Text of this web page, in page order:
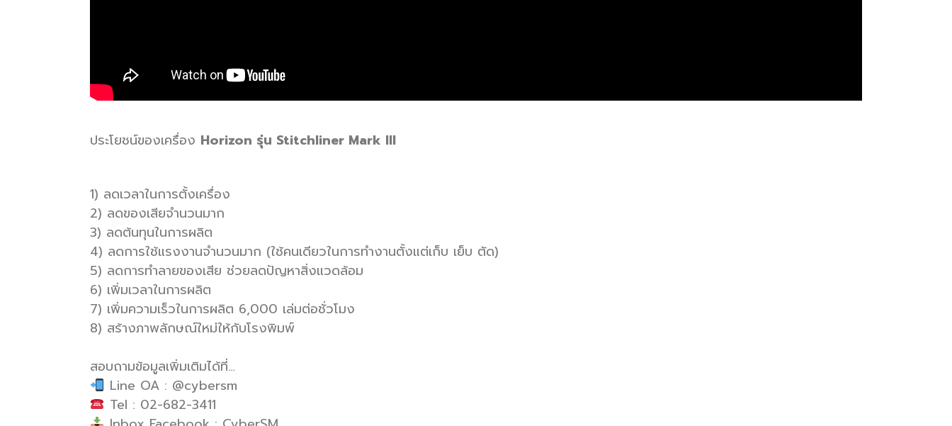
ประโยชน์ของเครื่อง Horizon รุ่น Stitchliner Mark III
1) ลดเวลาในการตั้งเครื่อง
2) ลดของเสียจำนวนมาก
3) ลดต้นทุนในการผลิต
4) ลดการใช้แรงงานจำนวนมาก (ใช้คนเดียวในการทำงานตั้งแต่เก็บ เย็บ ตัด)
5) ลดการทำลายของเสีย ช่วยลดปัญหาสิ่งแวดล้อม
6) เพิ่มเวลาในการผลิต
7) เพิ่มความเร็วในการผลิต 6,000 เล่มต่อชั่วโมง
8) สร้างภาพลักษณ์ใหม่ให้กับโรงพิมพ์
สอบถามข้อมูลเพิ่มเติมได้ที่…
Line OA : @cybersm
Tel : 02-682-3411